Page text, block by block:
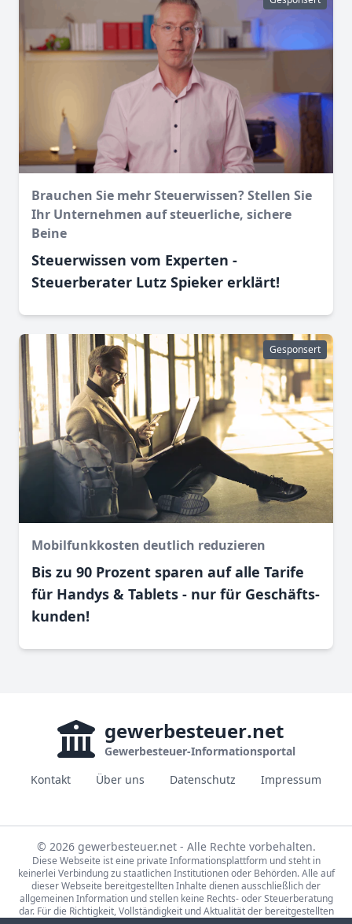
Brauchen Sie mehr Steuerwissen? Stellen Sie
Ihr Unternehmen auf steuerliche, sichere
Beine
Steuerwissen vom Experten -
Steuerberater Lutz Spieker erklärt!
Gesponsert
Mobilfunkkosten deutlich reduzieren
Bis zu 90 Prozent sparen auf alle Tarife
für Handys & Tablets - nur für Geschäfts­
kunden!
gewerbesteuer.net
Gewerbesteuer-Informationsportal
Kontakt
Über uns Datenschutz Impressum
© 2026 gewerbesteuer.net - Alle Rechte vorbehalten.
Diese Webseite ist eine private Informationsplattform und steht in
keinerlei Verbindung zu staatlichen Institutionen oder Behörden. Alle auf
dieser Webseite bereitgestellten Inhalte dienen ausschließlich der
allgemeinen Information und stellen keine Rechts- oder Steuerberatung
dar. Für die Richtigkeit, Vollständigkeit und Aktualität der bereitgestellten